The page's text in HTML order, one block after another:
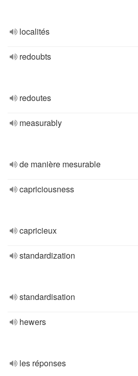
localités
redoubts
redoutes
measurably
de manière mesurable
capriciousness
capricieux
standardization
standardisation
hewers
les réponses